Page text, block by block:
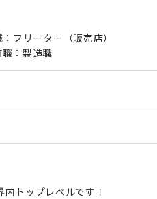
フリーター（販売店）
：製造職
トップレベルです！